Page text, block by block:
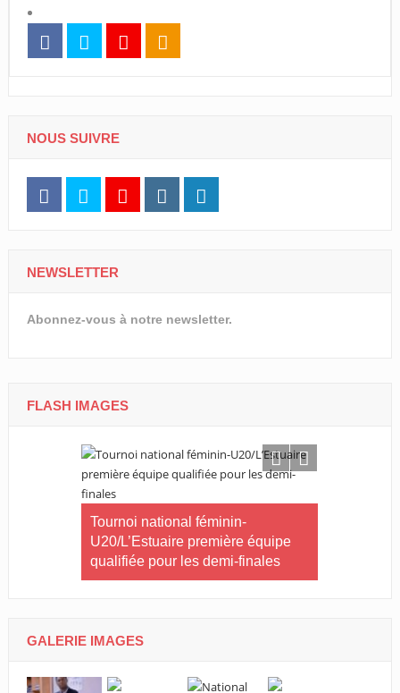
NOUS SUIVRE
NEWSLETTER
Abonnez-vous à notre newsletter.
FLASH IMAGES
Tournoi national féminin-
U20/L’Estuaire première équipe
qualifiée pour les demi-finales
GALERIE IMAGES